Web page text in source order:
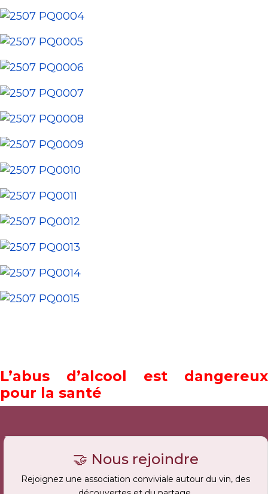
L’abus d’alcool est dangereux
pour la santé
🤝 Nous rejoindre
Rejoignez une association conviviale autour du vin, des